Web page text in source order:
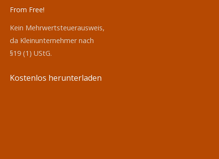
From Free!
Kein Mehrwertsteuerausweis,
da Kleinunternehmer nach
§19 (1) UStG.
Kostenlos herunterladen